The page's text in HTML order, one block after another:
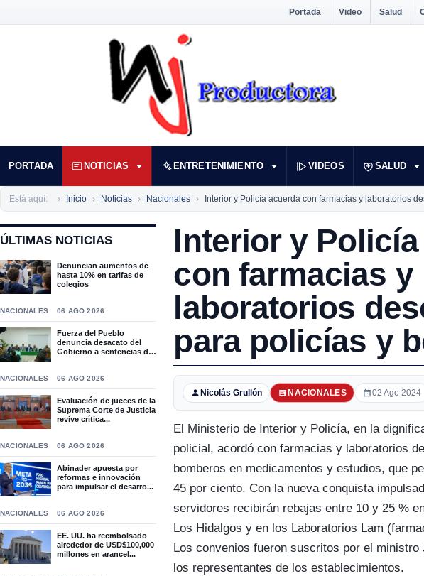
Portada Video Salud
PORTADA NOTICIAS ENTRETENIMIENTO VIDEOS SALUD
Está aquí: Inicio Noticias Nacionales Interior y Policía acuerda con farmacias y laboratorios
ÚLTIMAS NOTICIAS
Denuncian aumentos de
hasta 10% en tarifas de
colegios
NACIONALES 06 AGO 2026
Fuerza del Pueblo
denuncia desacato del
Gobierno a sentencias del
NACIONALES 06 AGO 2026
Evaluación de jueces de la
Suprema Corte de Justicia
revive crítica...
NACIONALES 06 AGO 2026
Abinader apuesta por
reformas e innovación
para impulsar el desarro...
NACIONALES 06 AGO 2026
EE. UU. ha reembolsado
alrededor de USD$100,000
millones en arancel...
Interior y
con farmacias y
laboratorios
para policías y
Nicolás Grullón NACIONALES 02 Ago 2024
El Ministerio de Interior y Policía, en la
policial, acordó con farmacias y laboratorios
bomberos en medicamentos y estudios, que
45 por ciento. Con la nueva conquista
servidores recibirán rebajas entre 10 y 25 %
Los Hidalgos y en los Laboratorios Lam
Los convenios fueron suscritos por el
los representantes de los establecimientos.